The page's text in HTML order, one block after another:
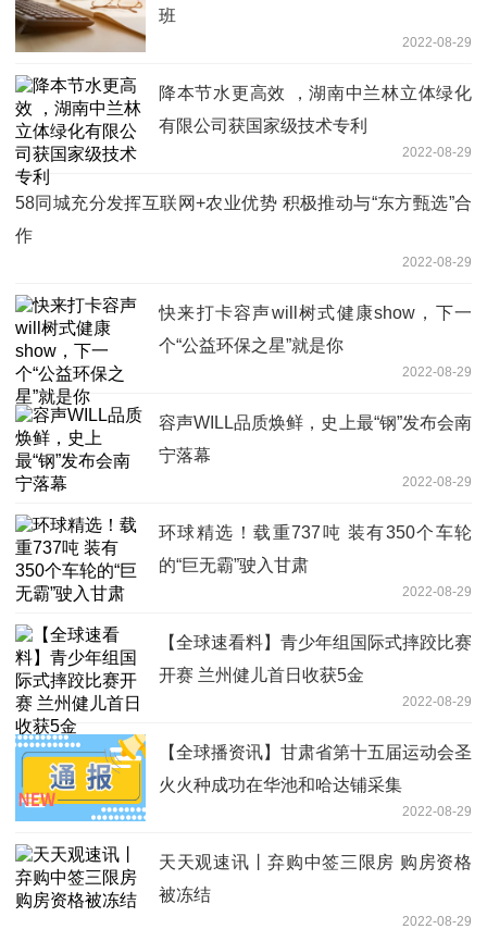
班
2022-08-29
降本节水更高效 ，湖南中兰林立体绿化
有限公司获国家级技术专利
2022-08-29
58同城充分发挥互联网+农业优势 积极推动与“东方甄选”合
作
2022-08-29
快来打卡容声will树式健康show，下一
个“公益环保之星”就是你
2022-08-29
容声WILL品质焕鲜，史上最“钢”发布会南
宁落幕
2022-08-29
环球精选！载重737吨 装有350个车轮
的“巨无霸”驶入甘肃
2022-08-29
【全球速看料】青少年组国际式摔跤比赛
开赛 兰州健儿首日收获5金
2022-08-29
【全球播资讯】甘肃省第十五届运动会圣
火火种成功在华池和哈达铺采集
2022-08-29
天天观速讯丨弃购中签三限房 购房资格
被冻结
2022-08-29